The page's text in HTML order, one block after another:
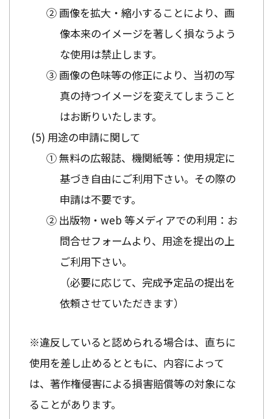
② 画像を拡大・縮小することにより、画
像本来のイメージを著しく損なうよう
な使用は禁止します。
③ 画像の色味等の修正により、当初の写
真の持つイメージを変えてしまうこと
はお断りいたします。
用途の申請に関して
① 無料の広報誌、機関紙等：使用規定に
基づき自由にご利用下さい。その際の
申請は不要です。
② 出版物・web 等メディアでの利用：お
問合せフォームより、用途を提出の上
ご利用下さい。
（必要に応じて、完成予定品の提出を
依頼させていただきます）
※違反していると認められる場合は、直ちに
使用を差し止めるとともに、内容によって
は、著作権侵害による損害賠償等の対象にな
ることがあります。